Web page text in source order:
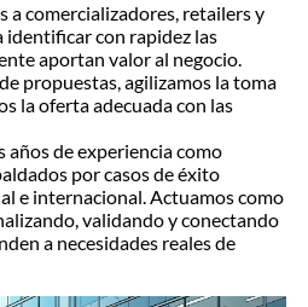
a comercializadores, retailers y
con rapidez las
aportan valor al negocio.
propuestas, agilizamos la toma
la oferta adecuada con las
años de experiencia como
por casos de éxito
e internacional. Actuamos como
validando y conectando
a necesidades reales de